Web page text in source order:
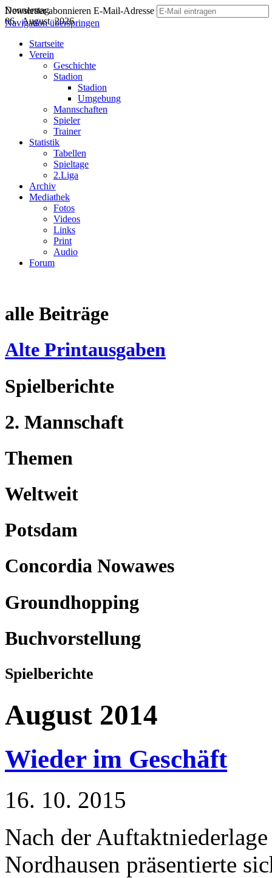
Donnerstag
06. August 2026
Newsletter abonnieren E-Mail-Adresse
Navigation überspringen
Startseite
Verein
Geschichte
Stadion
Stadion
Umgebung
Mannschaften
Spieler
Trainer
Statistik
Tabellen
Spieltage
2.Liga
Archiv
Mediathek
Fotos
Videos
Links
Print
Audio
Forum
alle Beiträge
Alte Printausgaben
Spielberichte
2. Mannschaft
Themen
Weltweit
Potsdam
Concordia Nowawes
Groundhopping
Buchvorstellung
Spielberichte
August 2014
Wieder im Geschäft
16. 10. 2015
Nach der
Nordhausen präsentierte